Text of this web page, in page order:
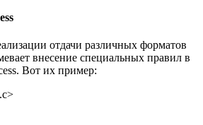
отдачи различных форматов
внесение специальных правил в
Вот их пример: